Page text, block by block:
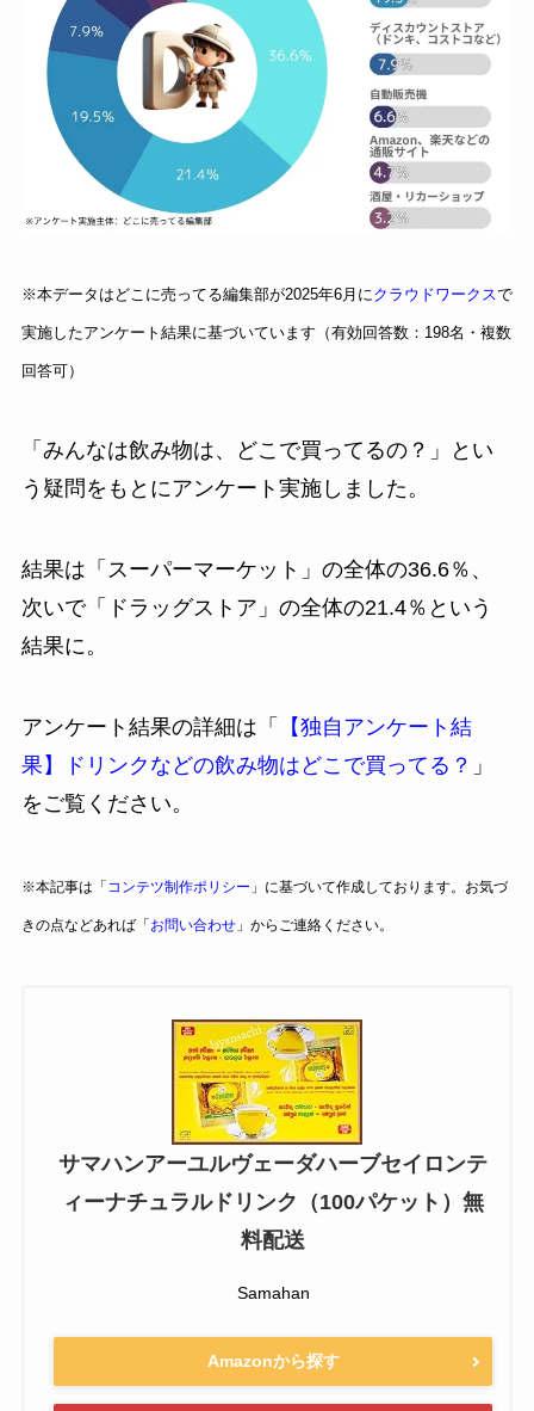
※本データはどこに売ってる編集部が2025年6月にクラウドワークスで
実施したアンケート結果に基づいています（有効回答数：198名・複数
回答可）
「みんなは飲み物は、どこで買ってるの？」とい
う疑問をもとにアンケート実施しました。
結果は「スーパーマーケット」の全体の36.6％、
次いで「ドラッグストア」の全体の21.4％という
結果に。
アンケート結果の詳細は「
【独自アンケート結
果】ドリンクなどの飲み物はどこで買ってる？ 」
をご覧ください。
※本記事は「 コンテツ制作ポリシー 」に基づいて作成しております。お気づ
きの点などあれば「お問い合わせ」からご連絡ください。
サマハンアーユルヴェーダハーブセイロンテ
ィーナチュラルドリンク（100パケット）無
料配送
Samahan
Amazonから探す